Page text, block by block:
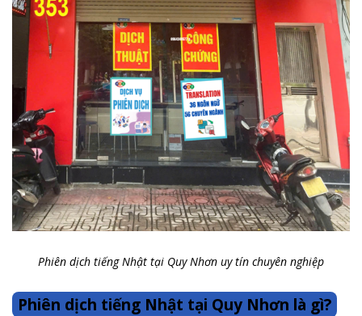
Phiên dịch tiếng Nhật tại Quy Nhơn uy tín chuyên nghiệp
Phiên dịch tiếng Nhật tại Quy Nhơn là gì?